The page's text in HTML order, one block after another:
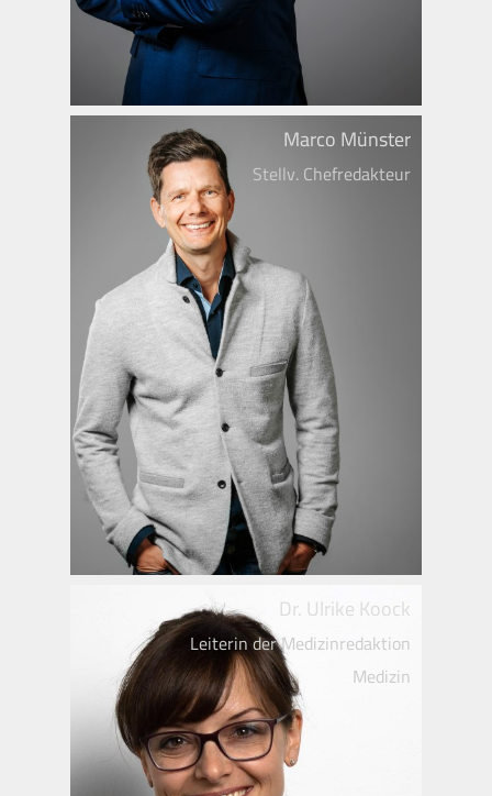
Marco Münster
Stellv. Chefredakteur
Dr. Ulrike Koock
Leiterin der Medizinredaktion
Medizin